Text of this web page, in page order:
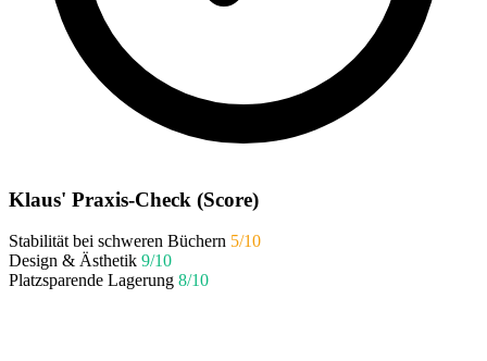
Klaus' Praxis-Check (Score)
Stabilität bei schweren Büchern 5/10
Design & Ästhetik 9/10
Platzsparende Lagerung 8/10